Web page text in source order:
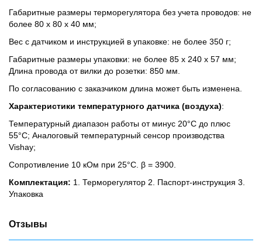
Габаритные размеры терморегулятора без учета проводов: не
более 80 х 80 х 40 мм;
Вес с датчиком и инструкцией в упаковке: не более 350 г;
Габаритные размеры упаковки: не более 85 х 240 х 57 мм;
Длина провода от вилки до розетки: 850 мм.
По согласованию с заказчиком длина может быть изменена.
Характеристики температурного датчика (воздуха):
Температурный диапазон работы от минус 20°С до плюс
55°С; Аналоговый температурный сенсор производства
Vishay;
Сопротивление 10 кОм при 25°С. β = 3900.
Комплектация: 1. Терморегулятор 2. Паспорт-инструкция 3.
Упаковка
Отзывы